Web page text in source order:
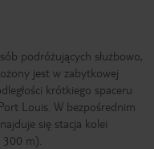
podróżujących służbowo,
jest w zabytkowej
krótkiego spaceru
Louis. W bezpośrednim
się stacja kolei
m).